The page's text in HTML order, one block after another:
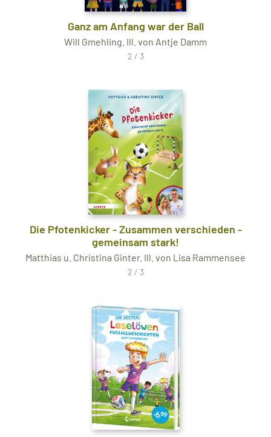
Ganz am Anfang war der Ball
Will Gmehling. Ill. von Antje Damm
2 / 3
Die Pfotenkicker - Zusammen verschieden -
gemeinsam stark!
Matthias u. Christina Ginter. Ill. von Lisa Rammensee
2 / 3